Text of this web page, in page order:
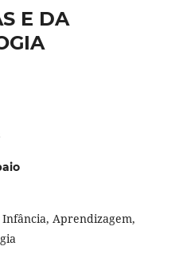
E DA
Aprendizagem,